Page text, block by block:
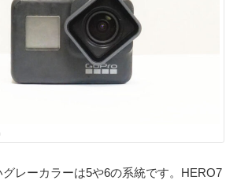
レーカラーは5や6の系統です。HERO7